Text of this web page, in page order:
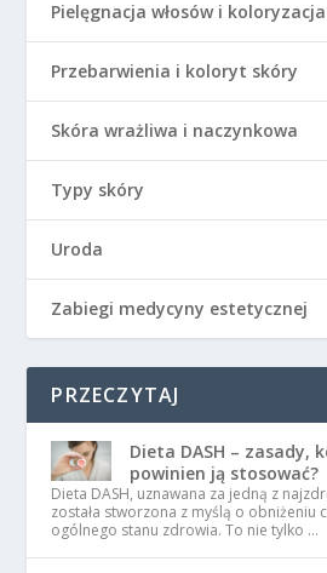
Pielęgnacja włosów i koloryzacja
Przebarwienia i koloryt skóry
Skóra wrażliwa i naczynkowa
Typy skóry
Uroda
Zabiegi medycyny estetycznej
PRZECZYTAJ
Dieta DASH – zasady,
powinien ją stosować?
Dieta DASH, uznawana za jedną z
została stworzona z myślą o obniżeniu
ogólnego stanu zdrowia. To nie tylko …